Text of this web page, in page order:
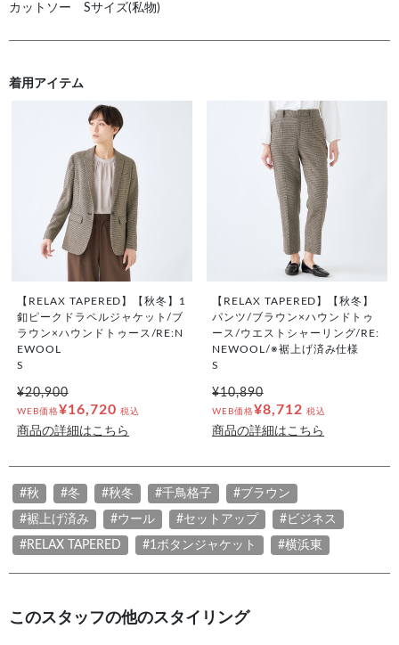
カットソー Sサイズ(私物)
着用アイテム
【RELAX TAPERED】【秋冬】1
釦ピークドラペルジャケット/ブ
ラウン×ハウンドトゥース/RE:N
EWOOL
S
¥20,900
WEB価格¥16,720 税込
商品の詳細はこちら
【RELAX TAPERED】【秋冬】
パンツ/ブラウン×ハウンドトゥ
ース/ウエストシャーリング/RE:
NEWOOL/※裾上げ済み仕様
S
¥10,890
WEB価格¥8,712 税込
商品の詳細はこちら
#秋 #冬 #秋冬 #千鳥格子 #ブラウン
#裾上げ済み #ウール #セットアップ #ビジネス
#RELAX TAPERED #1ボタンジャケット #横浜東
このスタッフの他のスタイリング